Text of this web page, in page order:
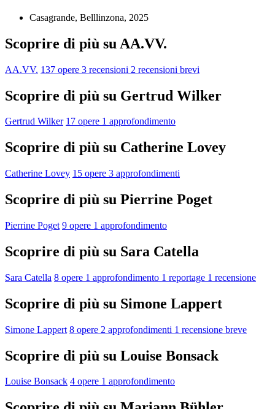
Casagrande, Belllinzona, 2025
Scoprire di più su AA.VV.
AA.VV. 137 opere 3 recensioni 2 recensioni brevi
Scoprire di più su Gertrud Wilker
Gertrud Wilker 17 opere 1 approfondimento
Scoprire di più su Catherine Lovey
Catherine Lovey 15 opere 3 approfondimenti
Scoprire di più su Pierrine Poget
Pierrine Poget 9 opere 1 approfondimento
Scoprire di più su Sara Catella
Sara Catella 8 opere 1 approfondimento 1 reportage 1 recensione
Scoprire di più su Simone Lappert
Simone Lappert 8 opere 2 approfondimenti 1 recensione breve
Scoprire di più su Louise Bonsack
Louise Bonsack 4 opere 1 approfondimento